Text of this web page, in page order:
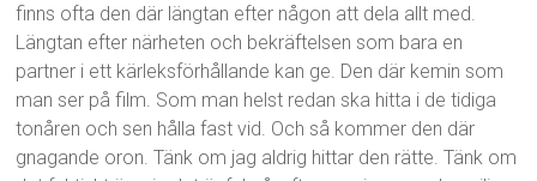
finns ofta den där längtan efter någon att dela allt med.
Längtan efter närheten och bekräftelsen som bara en
partner i ett kärleksförhållande kan ge. Den där kemin som
man ser på film. Som man helst redan ska hitta i de tidiga
tonåren och sen hålla fast vid. Och så kommer den där
gnagande oron. Tänk om jag aldrig hittar den rätte. Tänk om